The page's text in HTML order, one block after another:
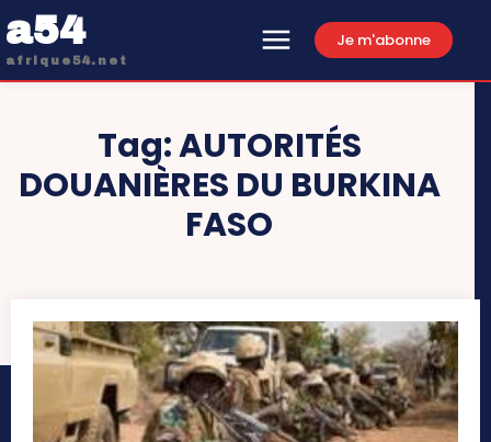
a54
afrique54.net
Je m'abonne
Tag:AUTORITÉS
DOUANIÈRES DU BURKINA
FASO